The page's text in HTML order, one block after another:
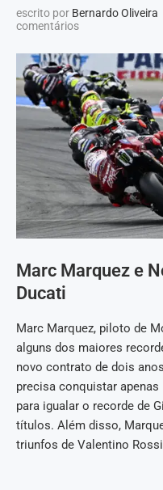
escrito por Bernardo Oliveira
comentários
Marc Marquez e
Ducati
Marc Marquez, piloto de
alguns dos maiores
novo contrato de dois
precisa conquistar
para igualar o recorde de
títulos. Além disso,
triunfos de Valentino